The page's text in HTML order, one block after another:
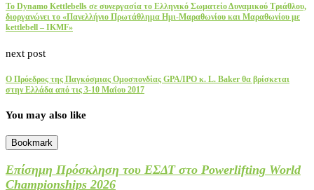
Το Dynamo Kettlebells σε συνεργασία το Ελληνικό Σωματείο Δυναμικού Τριάθλου,
διοργανώνει το «Πανελλήνιο Πρωτάθλημα Ημι-Μαραθωνίου και Μαραθωνίου με
kettlebell – IKMF»
next post
O Πρόεδρος της Παγκόσμιας Ομοσπονδίας GPA/IPO κ. L. Baker θα βρίσκεται
στην Ελλάδα από τις 3-10 Μαΐου 2017
You may also like
Bookmark
Επίσημη Πρόσκληση του ΕΣΔΤ στο Powerlifting World
Championships 2026